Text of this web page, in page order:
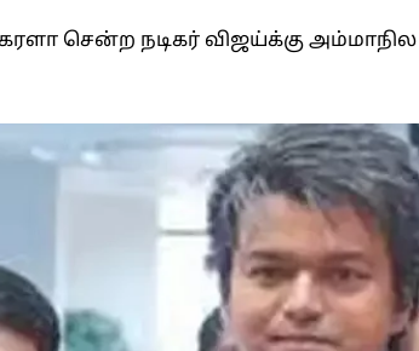
சென்ற நடிகர் விஜய்க்கு அம்மாநில